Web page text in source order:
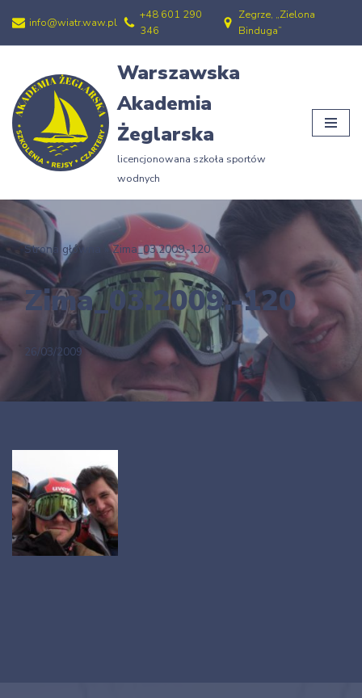
Przejdź
treści
info@wiatr.waw.pl
+48 601 290
346
Zegrze, „Zielona
Binduga”
Warszawska
Akademia
Żeglarska
licencjonowana szkoła sportów
wodnych
Strona główna »Zima_03.2009.-120
Zima_03.2009.-120
26/03/2009